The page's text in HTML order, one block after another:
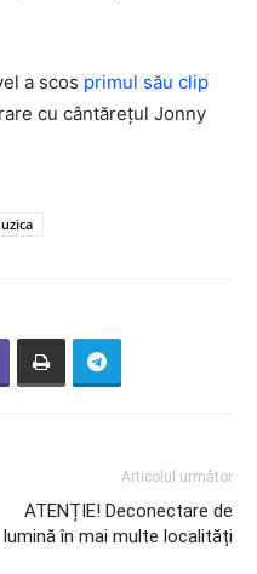
a scos primul său clip
cu cântărețul Jonny
Articolul următor
ATENȚIE! Deconectare de
lumină în mai multe localități